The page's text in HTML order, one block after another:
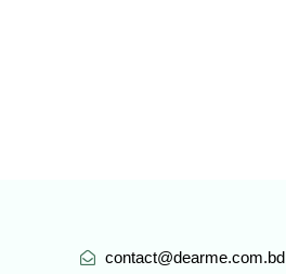
contact@dearme.com.bd